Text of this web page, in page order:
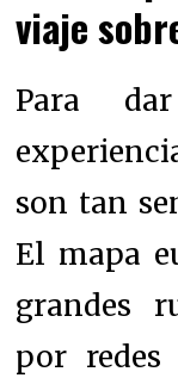
viaje
Para
son tan
El mapa
grandes
por redes